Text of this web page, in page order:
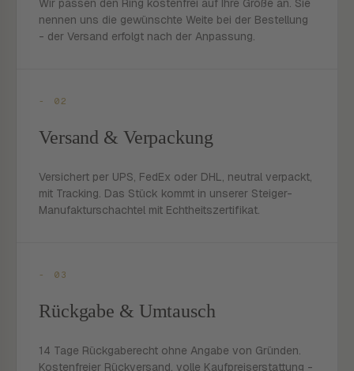
Wir passen den Ring kostenfrei auf Ihre Größe an. Sie
nennen uns die gewünschte Weite bei der Bestellung
- der Versand erfolgt nach der Anpassung.
- 02
Versand & Verpackung
Versichert per UPS, FedEx oder DHL, neutral verpackt,
mit Tracking. Das Stück kommt in unserer Steiger-
Manufakturschachtel mit Echtheitszertifikat.
- 03
Rückgabe & Umtausch
14 Tage Rückgaberecht ohne Angabe von Gründen.
Kostenfreier Rückversand, volle Kaufpreiserstattung -